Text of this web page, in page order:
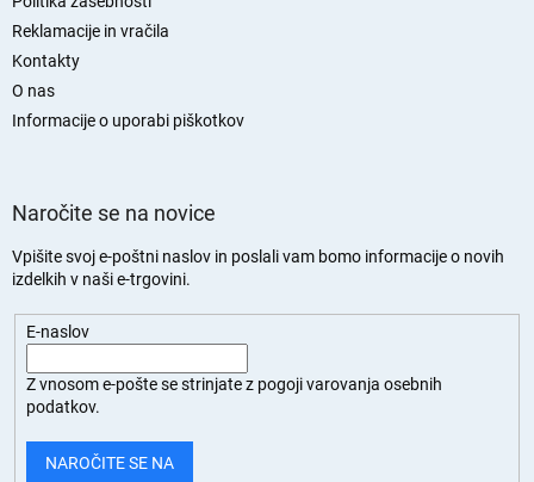
Reklamacije in vračila
Kontakty
O nas
Informacije o uporabi piškotkov
Naročite se na novice
Vpišite svoj e-poštni naslov in poslali vam bomo informacije o novih
izdelkih v naši e-trgovini.
E-naslov
Z vnosom e-pošte se strinjate z pogoji varovanja osebnih
podatkov.
NAROČITE SE NA